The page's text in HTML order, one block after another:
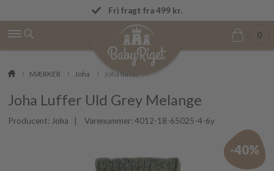
OBS! Vi afsender ordrer igen mandag
Fri fragt fra 499 kr.
0
MÆRKER Joha Joha luffer
Joha Luffer Uld Grey Melange
Producent: Joha | Varenummer: 4012-18-65025-4-6y
-40%